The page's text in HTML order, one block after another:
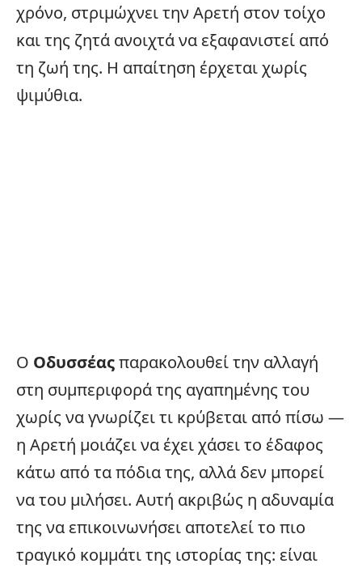
χρόνο, στριμώχνει την Αρετή στον τοίχο
και της ζητά ανοιχτά να εξαφανιστεί από
τη ζωή της. Η απαίτηση έρχεται χωρίς
ψιμύθια.
Ο Οδυσσέαςπαρακολουθεί την αλλαγή
στη συμπεριφορά της αγαπημένης του
χωρίς να γνωρίζει τι κρύβεται από πίσω —
η Αρετή μοιάζει να έχει χάσει το έδαφος
κάτω από τα πόδια της, αλλά δεν μπορεί
να του μιλήσει. Αυτή ακριβώς η αδυναμία
της να επικοινωνήσει αποτελεί το πιο
τραγικό κομμάτι της ιστορίας της: είναι